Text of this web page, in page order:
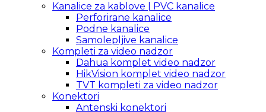
Kanalice za kablove | PVC kanalice
Perforirane kanalice
Podne kanalice
Samolepljive kanalice
Kompleti za video nadzor
Dahua komplet video nadzor
HikVision komplet video nadzor
TVT kompleti za video nadzor
Konektori
Antenski konektori